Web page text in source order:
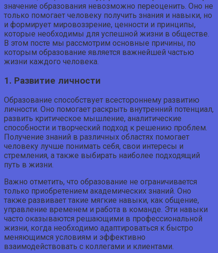
значение образования невозможно переоценить. Оно не
только помогает человеку получить знания и навыки, но
и формирует мировоззрение, ценности и принципы,
которые необходимы для успешной жизни в обществе.
В этом посте мы рассмотрим основные причины, по
которым образование является важнейшей частью
жизни каждого человека.
1. Развитие личности
Образование способствует всестороннему развитию
личности. Оно помогает раскрыть внутренний потенциал,
развить критическое мышление, аналитические
способности и творческий подход к решению проблем.
Получение знаний в различных областях помогает
человеку лучше понимать себя, свои интересы и
стремления, а также выбирать наиболее подходящий
путь в жизни.
Важно отметить, что образование не ограничивается
только приобретением академических знаний. Оно
также развивает такие мягкие навыки, как общение,
управление временем и работа в команде. Эти навыки
часто оказываются решающими в профессиональной
жизни, когда необходимо адаптироваться к быстро
меняющимся условиям и эффективно
взаимодействовать с коллегами и клиентами.